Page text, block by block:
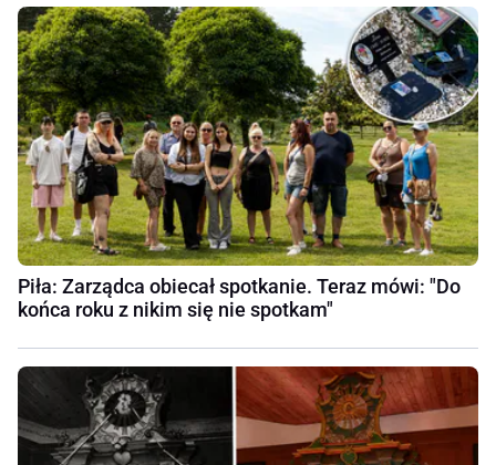
Piła: Zarządca obiecał spotkanie. Teraz mówi: "Do
końca roku z nikim się nie spotkam"